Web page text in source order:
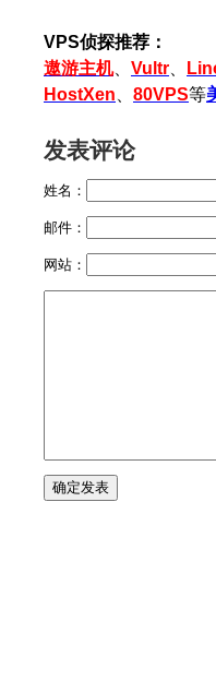
VPS侦探推荐：
遨游主机、 Vultr
HostXen
80VPS等
发表评论
姓名：
邮件：
网站：